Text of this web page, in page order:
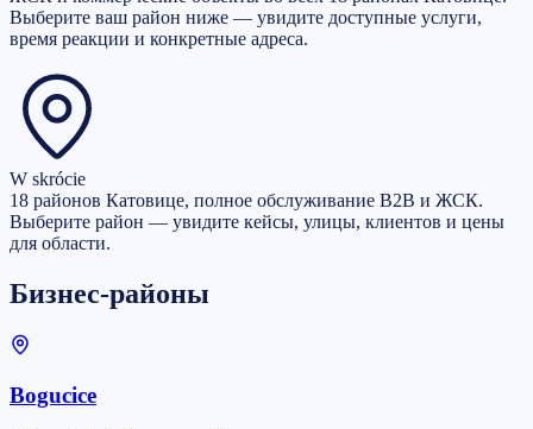
Выберите ваш район ниже — увидите доступные услуги,
время реакции и конкретные адреса.
W skrócie
18 районов Катовице, полное обслуживание B2B и ЖСК.
Выберите район — увидите кейсы, улицы, клиентов и цены
для области.
Бизнес-районы
Bogucice